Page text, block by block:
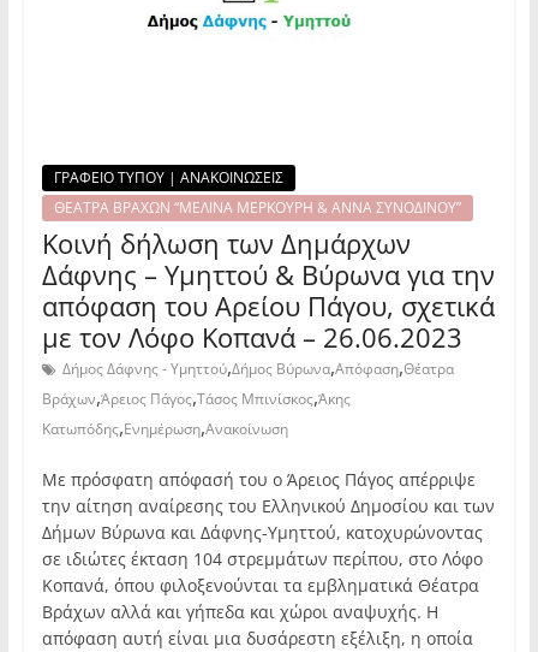
ΓΡΑΦΕΙΟ ΤΥΠΟΥ | ΑΝΑΚΟΙΝΩΣΕΙΣ
ΘΕΑΤΡΑ ΒΡΑΧΩΝ “ΜΕΛΙΝΑ ΜΕΡΚΟΥΡΗ & ΑΝΝΑ ΣΥΝΟΔΙΝΟΥ”
Κοινή δήλωση των Δημάρχων
Δάφνης – Υμηττού & Βύρωνα για την
απόφαση του Αρείου Πάγου, σχετικά
με τον Λόφο Κοπανά – 26.06.2023
Δήμος Δάφνης - Υμηττού,Δήμος Βύρωνα,Απόφαση,Θέατρα
Βράχων,Άρειος Πάγος,Τάσος Μπινίσκος,Άκης
Κατωπόδης,Ενημέρωση,Ανακοίνωση
Με πρόσφατη απόφασή του ο Άρειος Πάγος απέρριψε
την αίτηση αναίρεσης του Ελληνικού Δημοσίου και των
Δήμων Βύρωνα και Δάφνης-Υμηττού, κατοχυρώνοντας
σε ιδιώτες έκταση 104 στρεμμάτων περίπου, στο Λόφο
Κοπανά, όπου φιλοξενούνται τα εμβληματικά Θέατρα
Βράχων αλλά και γήπεδα και χώροι αναψυχής. Η
απόφαση αυτή είναι μια δυσάρεστη εξέλιξη, η οποία